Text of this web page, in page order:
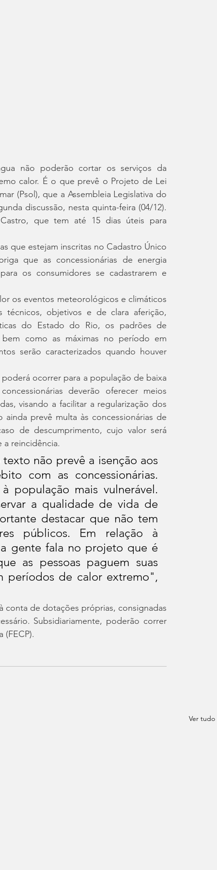
não poderão cortar os serviços da
calor. É o que prevê o Projeto de Lei
(Psol), que a Assembleia Legislativa do
discussão, nesta quinta-feira (04/12).
que tem até 15 dias úteis para
que estejam inscritas no Cadastro Único
que as concessionárias de energia
os consumidores se cadastrarem e
os eventos meteorológicos e climáticos
técnicos, objetivos e de clara aferição,
do Estado do Rio, os padrões de
como as máximas no período em
serão caracterizados quando houver
ocorrer para a população de baixa
deverão oferecer meios
visando a facilitar a regularização dos
prevê multa às concessionárias de
de descumprimento, cujo valor será
reincidência.
não prevê a isenção aos
com as concessionárias.
população mais vulnerável.
a qualidade de vida de
destacar que não tem
públicos. Em relação à
gente fala no projeto que é
as pessoas paguem suas
períodos de calor extremo",
conta de dotações próprias, consignadas
Subsidiariamente, poderão correr
(FECP).
Ver tudo